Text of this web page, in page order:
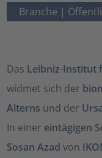
Branche |
Das Leibniz-Institut
widmet sich der
Alterns und der
In einer eintägigen
Sosan Azad von